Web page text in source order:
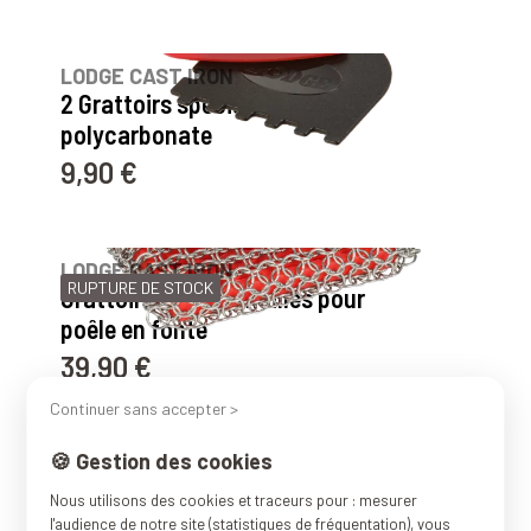
LODGE CAST IRON
2 Grattoirs spécial fonte en
polycarbonate
Prix
9,90 €
RUPTURE DE STOCK
LODGE CAST IRON
Grattoir cotte de mailles pour
poêle en fonte
Prix
39,90 €
Affichage 1-11 de 11 article(s)
Continuer sans accepter >
🍪 Gestion des cookies
Nous utilisons des cookies et traceurs pour : mesurer
l'audience de notre site (statistiques de fréquentation), vous